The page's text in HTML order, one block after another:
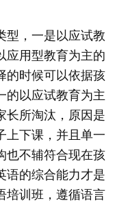
，一是以应试教
应用型教育为主的
的时候可以依据孩
的以应试教育为主
长所淘汰，原因是
上下课，并且单一
也不辅符合现在孩
语的综合能力才是
培训班，遵循语言